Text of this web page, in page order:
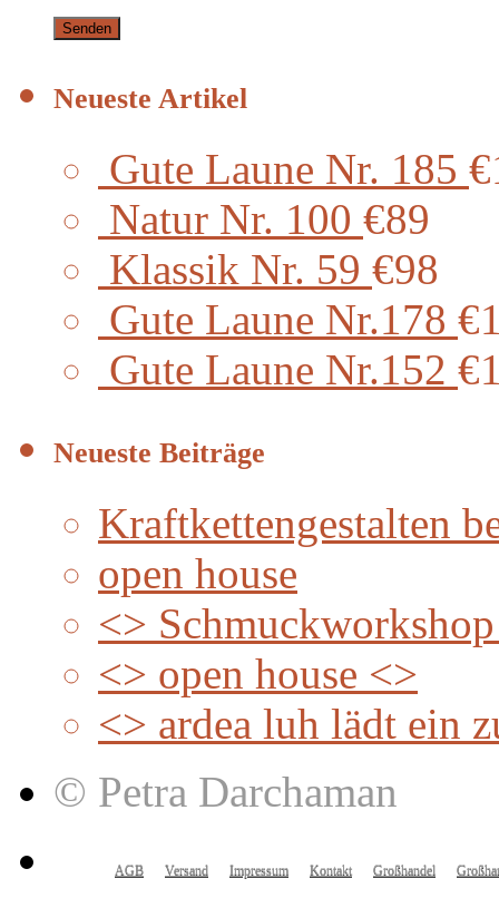
Neueste Artikel
Gute Laune Nr. 185
Natur Nr. 100 €89
Klassik Nr. 59 €98
Gute Laune Nr.178
Gute Laune Nr.152
Neueste Beiträge
Kraftkettengestalten
open house
<>
<> open house <>
<> ardea luh lädt ein
© Petra Darchaman
AGB Versand Impressum Kontakt Großhandel